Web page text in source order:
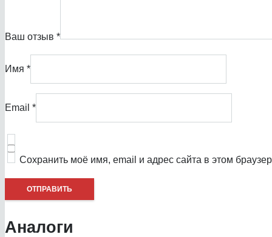
Ваш отзыв *
Имя *
Email *
Сохранить моё имя, email и адрес сайта в этом
Аналоги